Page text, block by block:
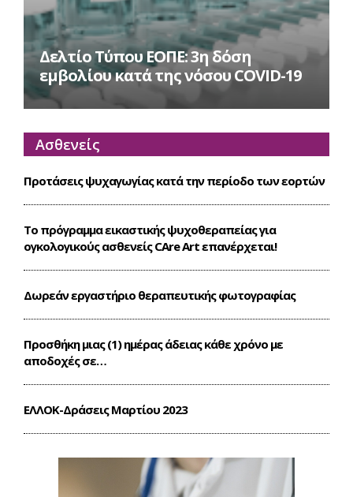
Δελτίο Τύπου ΕΟΠΕ: 3η δόση
εμβολίου κατά της νόσου COVID-19
Ασθενείς
Προτάσεις ψυχαγωγίας κατά την περίοδο των εορτών
Το πρόγραμμα εικαστικής ψυχοθεραπείας για
ογκολογικούς ασθενείς CΑre Art επανέρχεται!
Δωρεάν εργαστήριο θεραπευτικής φωτογραφίας
Προσθήκη μιας (1) ημέρας άδειας κάθε χρόνο με
αποδοχές σε…
ΕΛΛΟΚ-Δράσεις Mαρτίου 2023